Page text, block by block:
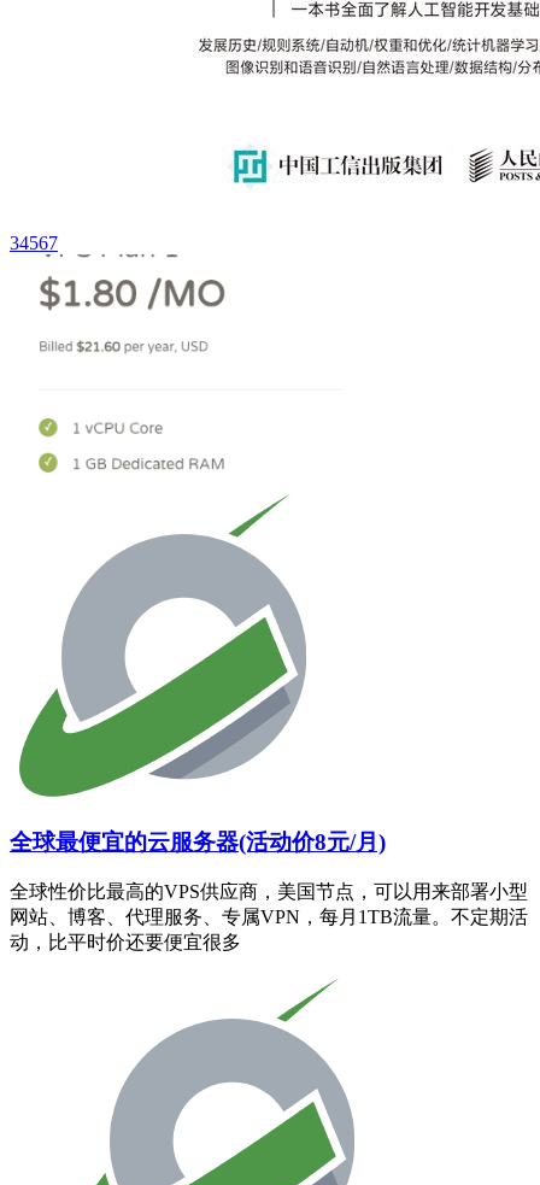
34567
全球最便宜的云服务器(活动价8元/月)
全球性价比最高的VPS供应商，美国节点，可以用来部署小型
网站、博客、代理服务、专属VPN，每月1TB流量。不定期活
动，比平时价还要便宜很多